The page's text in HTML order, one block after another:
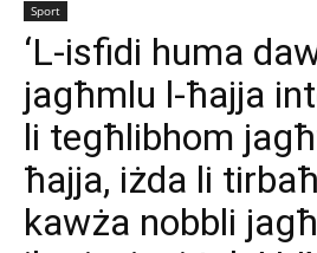
Sport
‘L-isfidi huma
jagħmlu l-ħajja
li tegħlibhom
ħajja, iżda li
kawża nobbli